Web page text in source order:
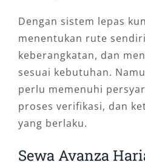
Dengan sistem lepas
menentukan rute
keberangkatan, dan
sesuai kebutuhan.
perlu memenuhi
proses verifikasi, dan
yang berlaku.
Sewa Avanza